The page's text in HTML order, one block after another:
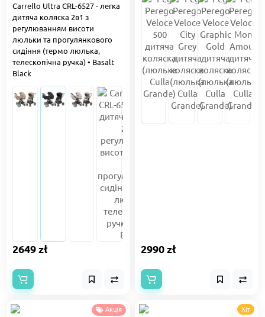
Carrello Ultra CRL-6527 - легка
дитяча коляска 2в1 з
регулюванням висоти
люльки та прогулянкового
сидіння (термо люлька,
телескопічна ручка) • Basalt
Black
2649 zł 2990 zł
Акція
Хіт